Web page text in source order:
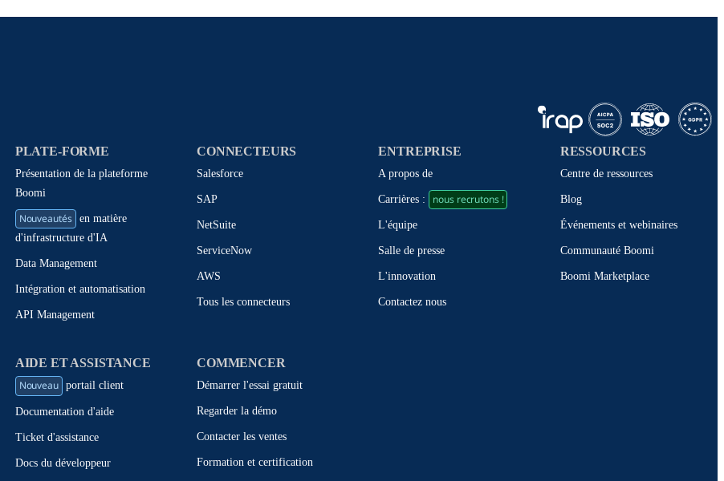
PLATE-FORME
Présentation de la plateforme
Boomi
Nouveautés
en matière
d'infrastructure d'IA
Data Management
Intégration et automatisation
API Management
CONNECTEURS
Salesforce
SAP
NetSuite
ServiceNow
AWS
Tous les connecteurs
ENTREPRISE
A propos de
Carrières : nous recrutons !
L'équipe
Salle de presse
L'innovation
Contactez nous
RESSOURCES
Centre de ressources
Blog
Événements et webinaires
Communauté Boomi
Boomi Marketplace
AIDE ET ASSISTANCE
Nouveau
portail client
Documentation d'aide
Ticket d'assistance
Docs du développeur
COMMENCER
Démarrer l'essai gratuit
Regarder la démo
Contacter les ventes
Formation et certification